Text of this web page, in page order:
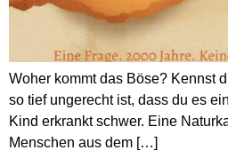
Woher kommt das Böse? Kennst
so tief ungerecht ist, dass du es
Kind erkrankt schwer. Eine
Menschen aus dem […]